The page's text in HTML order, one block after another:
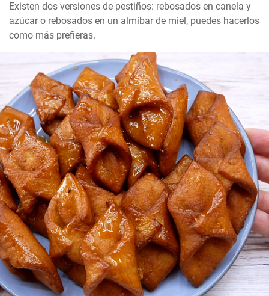
Existen dos versiones de pestiños: rebosados en canela y
azúcar o rebosados en un almíbar de miel, puedes hacerlos
como más prefieras.